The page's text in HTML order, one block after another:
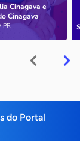
Cinagava e
Cinagava
PR
do Portal